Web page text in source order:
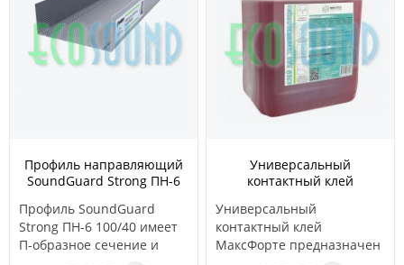
Профиль направляющий
SoundGuard Strong ПН-6
Профиль SoundGuard
Strong ПН-6 100/40 имеет
П-образное сечение и
Универсальный
контактный клей
Универсальный
контактный клей
МаксФорте предназначен